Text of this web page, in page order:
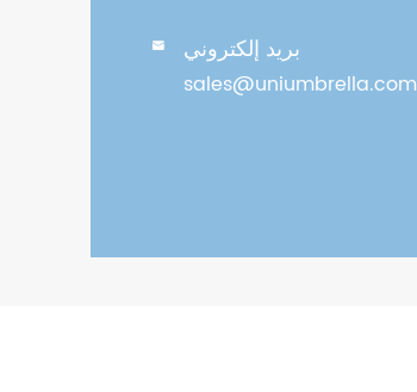
 بريد إلكتروني
sales@uniumbrella.com